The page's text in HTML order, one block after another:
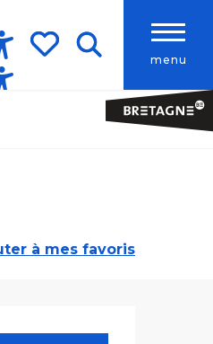
menu
Accessibilité
favoris
à mes favoris